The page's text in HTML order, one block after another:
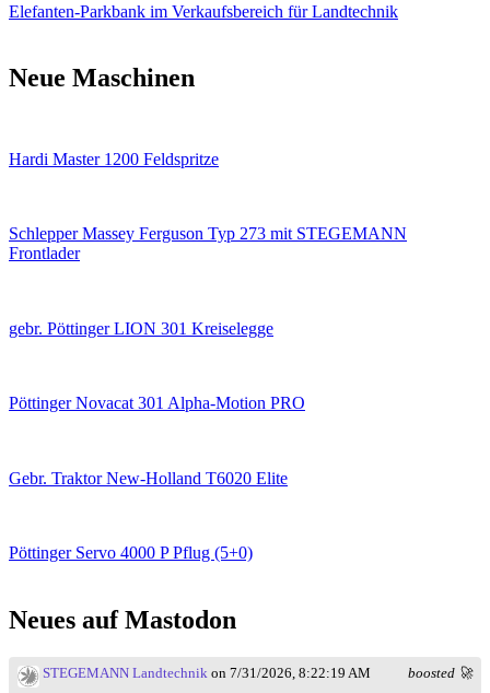
Elefanten-Parkbank im Verkaufsbereich für Landtechnik
Neue Maschinen
Hardi Master 1200 Feldspritze
Schlepper Massey Ferguson Typ 273 mit STEGEMANN
Frontlader
gebr. Pöttinger LION 301 Kreiselegge
Pöttinger Novacat 301 Alpha-Motion PRO
Gebr. Traktor New-Holland T6020 Elite
Pöttinger Servo 4000 P Pflug (5+0)
Neues auf Mastodon
boosted 🚀
STEGEMANN Landtechnik on 7/31/2026, 8:22:19 AM